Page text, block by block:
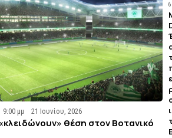
9:00 μμ 21 Ιουνίου, 2026
θέση στον Βοτανικό
6